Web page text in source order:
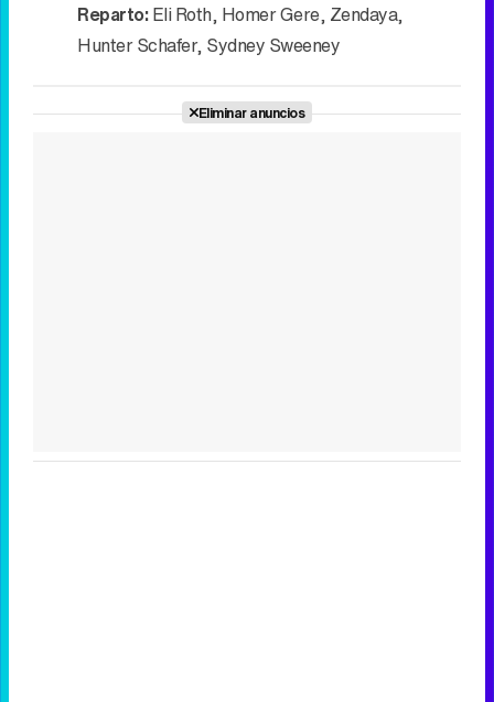
Reparto: Eli Roth, Homer Gere, Zendaya,
Hunter Schafer, Sydney Sweeney
Eliminar anuncios